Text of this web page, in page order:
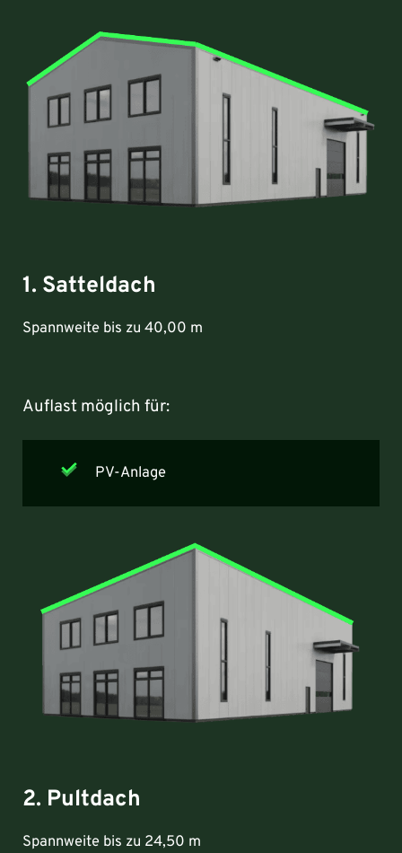
1. Satteldach
Spannweite bis zu 40,00 m
Auflast möglich für:
PV-Anlage
2. Pultdach
Spannweite bis zu 24,50 m